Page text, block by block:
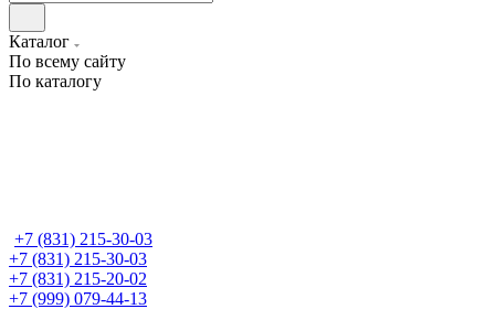
Каталог
По всему сайту
По каталогу
+7 (831) 215-30-03
+7 (831) 215-30-03
+7 (831) 215-20-02
+7 (999) 079-44-13